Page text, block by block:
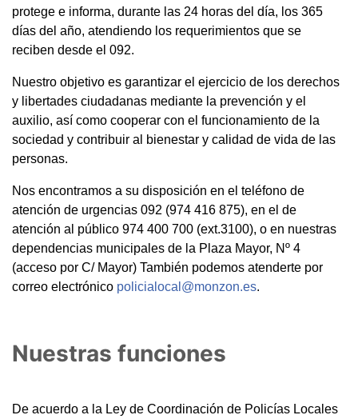
protege e informa, durante las 24 horas del día, los 365
días del año, atendiendo los requerimientos que se
reciben desde el 092.
Nuestro objetivo es garantizar el ejercicio de los derechos
y libertades ciudadanas mediante la prevención y el
auxilio, así como cooperar con el funcionamiento de la
sociedad y contribuir al bienestar y calidad de vida de las
personas.
Nos encontramos a su disposición en el teléfono de
atención de urgencias 092 (974 416 875), en el de
atención al público 974 400 700 (ext.3100), o en nuestras
dependencias municipales de la Plaza Mayor, Nº 4
(acceso por C/ Mayor) También podemos atenderte por
correo electrónico policialocal@monzon.es.
Nuestras funciones
De acuerdo a la Ley de Coordinación de Policías Locales